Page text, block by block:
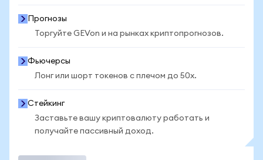
Прогнозы
Торгуйте GEVon и на рынках криптопрогнозов.
Фьючерсы
Лонг или шорт токенов с плечом до 50x.
Стейкинг
Заставьте вашу криптовалюту работать и
получайте пассивный доход.